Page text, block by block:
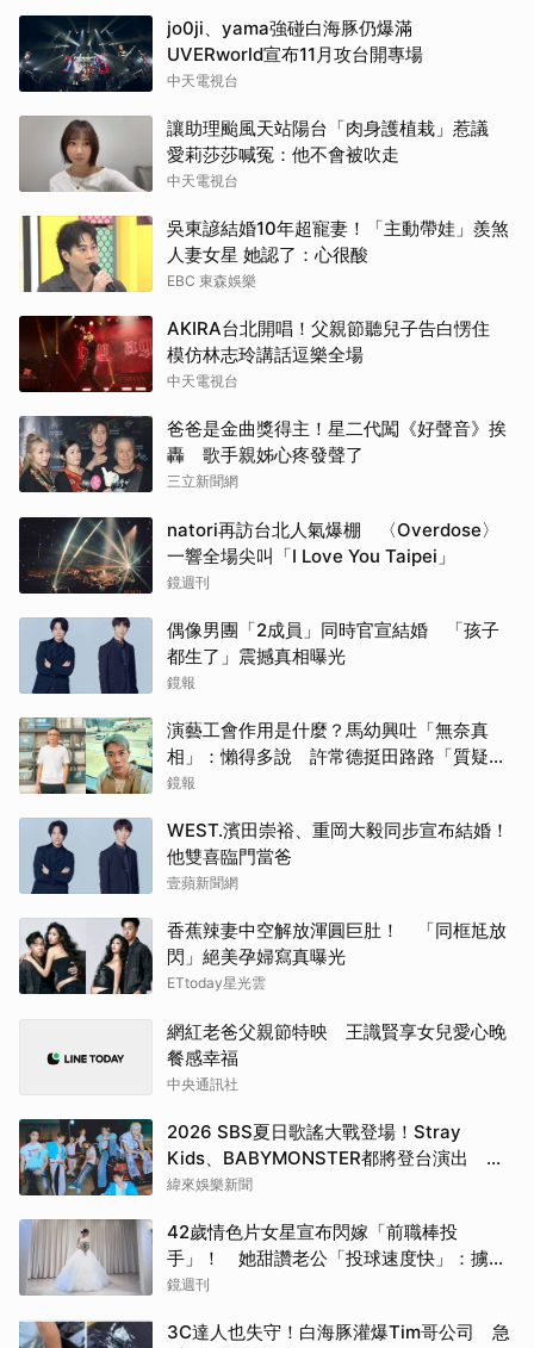
jo0ji、yama強碰白海豚仍爆滿
UVERworld宣布11月攻台開專場
中天電視台
讓助理颱風天站陽台「肉身護植栽」惹議
愛莉莎莎喊冤：他不會被吹走
中天電視台
吳東諺結婚10年超寵妻！「主動帶娃」羨煞
人妻女星 她認了：心很酸
EBC 東森娛樂
AKIRA台北開唱！父親節聽兒子告白愣住
模仿林志玲講話逗樂全場
中天電視台
爸爸是金曲獎得主！星二代闖《好聲音》挨
轟 歌手親姊心疼發聲了
三立新聞網
natori再訪台北人氣爆棚 〈Overdose〉
一響全場尖叫「I Love You Taipei」
鏡週刊
偶像男團「2成員」同時官宣結婚 「孩子
都生了」震撼真相曝光
鏡報
演藝工會作用是什麼？馬幼興吐「無奈真
相」：懶得多說 許常德挺田路路「質疑曹
雨婷神隱」
鏡報
WEST.濱田崇裕、重岡大毅同步宣布結婚！
他雙喜臨門當爸
壹蘋新聞網
香蕉辣妻中空解放渾圓巨肚！ 「同框尪放
閃」絕美孕婦寫真曝光
ETtoday星光雲
網紅老爸父親節特映 王識賢享女兒愛心晚
餐感幸福
中央通訊社
2026 SBS夏日歌謠大戰登場！Stray
Kids、BABYMONSTER都將登台演出 陣
容直播時間一次看
緯來娛樂新聞
42歲情色片女星宣布閃嫁「前職棒投
手」！ 她甜讚老公「投球速度快」：擄獲
我的心
鏡週刊
3C達人也失守！白海豚灌爆Tim哥公司 急